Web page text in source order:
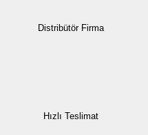
Distribütör Firma
Hızlı Teslimat